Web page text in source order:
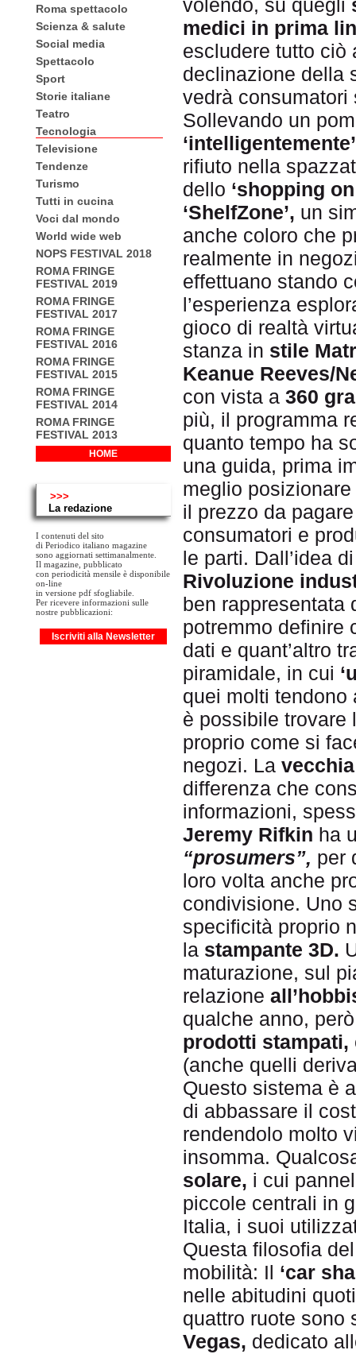
Roma spettacolo
Scienza & salute
Social media
Spettacolo
Sport
Storie italiane
Teatro
Tecnologia
Televisione
Tendenze
Turismo
Tutti in cucina
Voci dal mondo
World wide web
NOPS FESTIVAL 2018
ROMA FRINGE
FESTIVAL 2019
ROMA FRINGE
FESTIVAL 2017
ROMA FRINGE
FESTIVAL 2016
ROMA FRINGE
FESTIVAL 2015
ROMA FRINGE
FESTIVAL 2014
ROMA FRINGE
FESTIVAL 2013
HOME
>>>
La redazione
I contenuti del sito
di Periodico italiano magazine
sono aggiornati settimanalmente.
Il magazine, pubblicato
con periodicità mensile è disponibile
on-line
in versione pdf sfogliabile.
Per ricevere informazioni sulle
nostre pubblicazioni:
Iscriviti alla Newsletter
volendo, su quegli
medici in prima
escludere tutto ciò
declinazione della
vedrà
Sollevando un
‘intelligentemente’
rifiuto nella
dello ‘shopping
‘ShelfZone’, un
anche coloro che
realmente in
effettuano stando
l’esperienza
gioco di realtà
stanza in stile
Keanue Reeves/
con vista a 360
più, il programma
quanto tempo ha
una guida, prima
meglio
il prezzo da
consumatori e
le parti. Dall’idea
Rivoluzione
ben rappresentata
potremmo definire
dati e quant’altro
piramidale, in cui
quei molti tendono
è possibile trovare
proprio come si
negozi. La
differenza che
informazioni,
Jeremy Rifkin ha
“prosumers”, per
loro volta anche
condivisione. Uno
specificità proprio
la stampante 3D.
maturazione, sul
relazione
qualche anno,
prodotti stampati,
(anche quelli
Questo sistema è
di abbassare il
rendendolo molto
insomma.
solare, i cui
piccole centrali in
Italia, i suoi
Questa filosofia
mobilità: Il ‘car
nelle abitudini
quattro ruote
Vegas, dedicato